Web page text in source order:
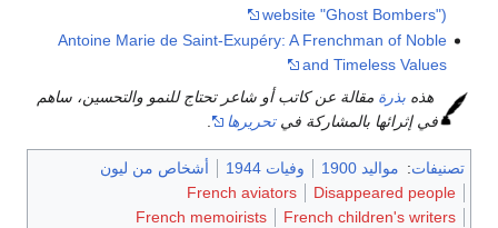
website "Ghost Bombers")
Antoine Marie de Saint-Exupéry: A Frenchman of Noble
and Timeless Values
هذه بذرة مقالة عن كاتب أو شاعر تحتاج للنمو والتحسين، ساهم
في إثرائها بالمشاركة فيتحريرها
تصنيفات: مواليد 1900 وفيات 1944
أشخاص من ليون
Disappeared people
French aviators
French children's writers
French memoirists